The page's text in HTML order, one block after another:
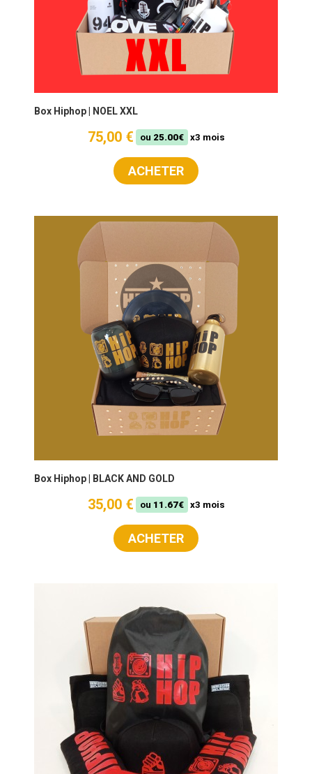
Box Hiphop | NOEL XXL
75,00 € ou 25.00€ x3 mois
ACHETER
Box Hiphop | BLACK AND GOLD
35,00 € ou 11.67€ x3 mois
ACHETER